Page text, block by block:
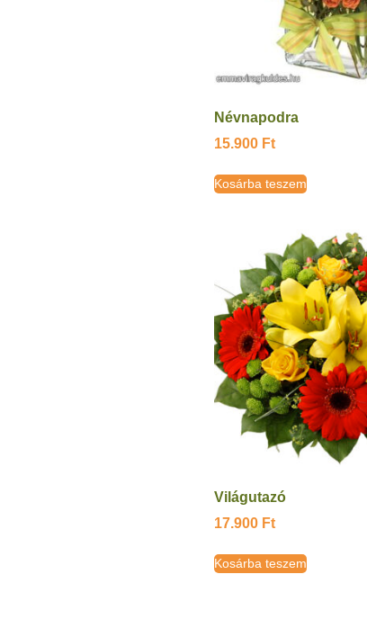
Névnapodra
15.900 Ft
Kosárba teszem
Világutazó
17.900 Ft
Kosárba teszem